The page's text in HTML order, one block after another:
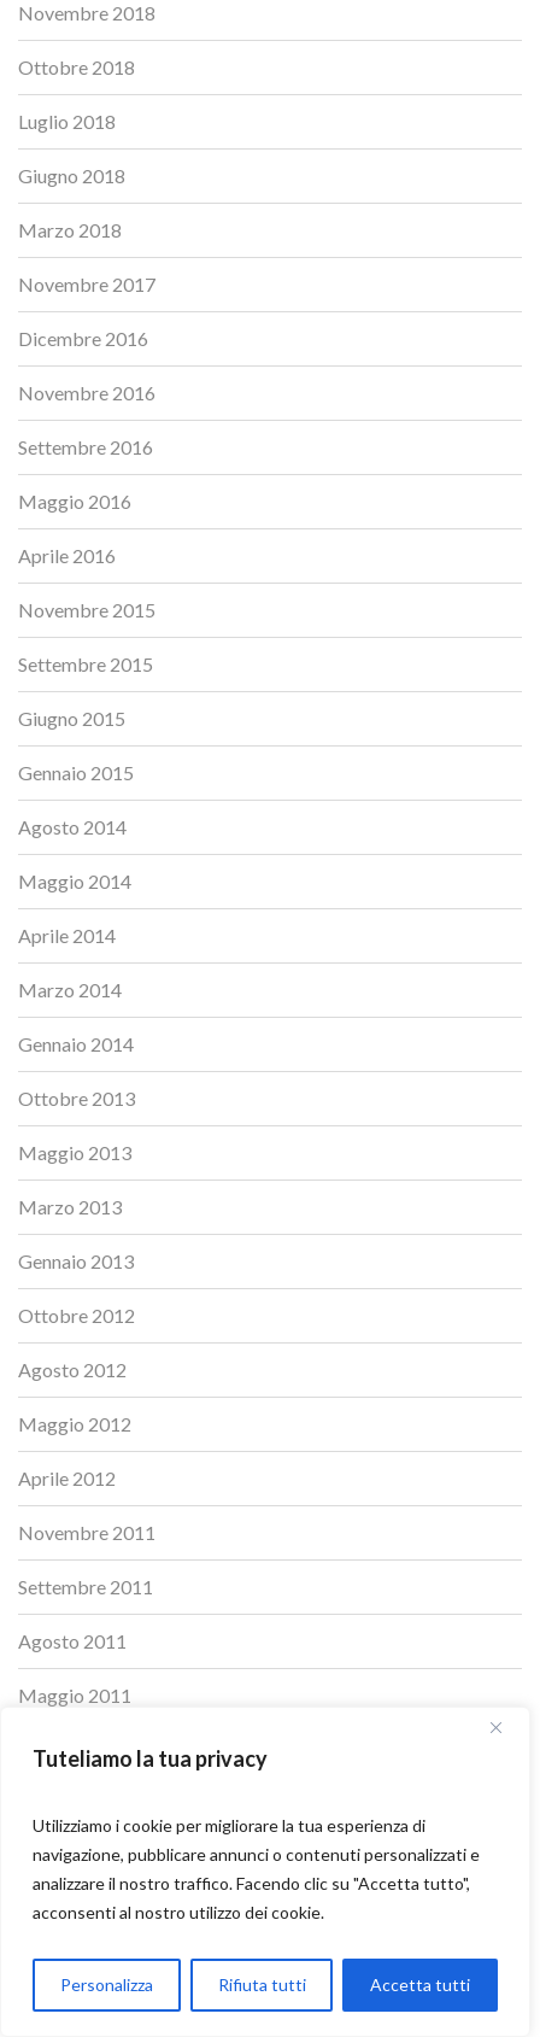
Tuteliamo la tua privacy
Utilizziamo i cookie per migliorare la tua esperienza di
navigazione, pubblicare annunci o contenuti personalizzati e
analizzare il nostro traffico. Facendo clic su "Accetta tutto",
acconsenti al nostro utilizzo dei cookie.
Personalizza Rifiuta tutti Accetta tutti
Novembre 2018
Ottobre 2018
Luglio 2018
Giugno 2018
Marzo 2018
Novembre 2017
Dicembre 2016
Novembre 2016
Settembre 2016
Maggio 2016
Aprile 2016
Novembre 2015
Settembre 2015
Giugno 2015
Gennaio 2015
Agosto 2014
Maggio 2014
Aprile 2014
Marzo 2014
Gennaio 2014
Ottobre 2013
Maggio 2013
Marzo 2013
Gennaio 2013
Ottobre 2012
Agosto 2012
Maggio 2012
Aprile 2012
Novembre 2011
Settembre 2011
Agosto 2011
Maggio 2011
Aprile 2011
Luglio 2010
Aprile 2010
Ottobre 2009 Parla con Motoexplora